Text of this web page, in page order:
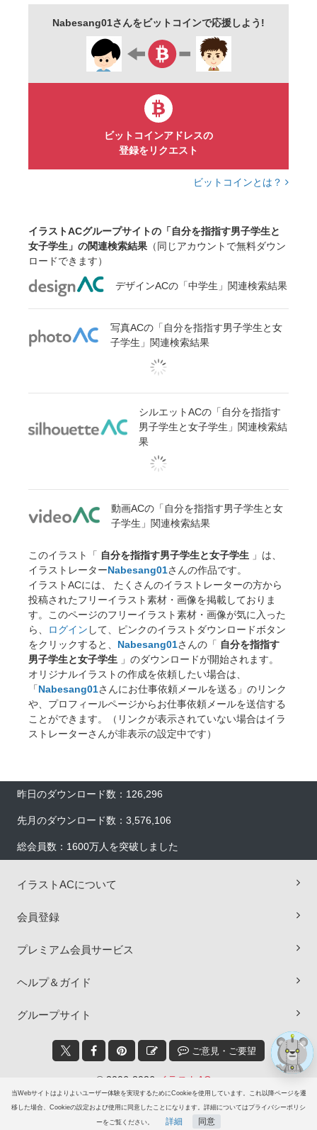
当Webサイトはよりよいユーザー体験を実現するためにCookieを使用しています。これ以降ページを遷
移した場合、Cookieの設定および使用に同意したことになります。詳細についてはプライバシーポリシ
ーをご覧ください。 詳細 同意
Nabesang01さんをビットコインで応援しよう!
ビットコインアドレスの
登録をリクエスト
ビットコインとは？
イラストACグループサイトの「自分を指指す男子学生と
女子学生」の関連検索結果 （同じアカウントで無料ダウン
ロードできます）
デザインACの「中学生」関連検索結果
写真ACの「自分を指指す男子学生と女
子学生」関連検索結果
シルエットACの「自分を指指す
男子学生と女子学生」関連検索結
果
動画ACの「自分を指指す男子学生と女
子学生」関連検索結果
このイラスト「 自分を指指す男子学生と女子学生 」は、
イラストレーターNabesang01さんの作品です。
イラストACには、 たくさんのイラストレーターの方から
投稿されたフリーイラスト素材・画像を掲載しておりま
す。このページのフリーイラスト素材・画像が気に入った
ら、
ログイン して、ピンクのイラストダウンロードボタン
をクリックすると、 Nabesang01さんの「 自分を指指す
男子学生と女子学生 」のダウンロードが開始されます。
オリジナルイラストの作成を依頼したい場合は、
「Nabesang01さんにお仕事依頼メールを送る」のリンク
や、プロフィールページからお仕事依頼メールを送信する
ことができます。（リンクが表示されていない場合はイラ
ストレーターさんが非表示の設定中です）
昨日のダウンロード数：126,296
先月のダウンロード数：3,576,106
総会員数：1600万人を突破しました
イラストACについて
会員登録
プレミアム会員サービス
ヘルプ＆ガイド
グループサイト
ご意見・ご要望
© 2006-2026 イラストAC